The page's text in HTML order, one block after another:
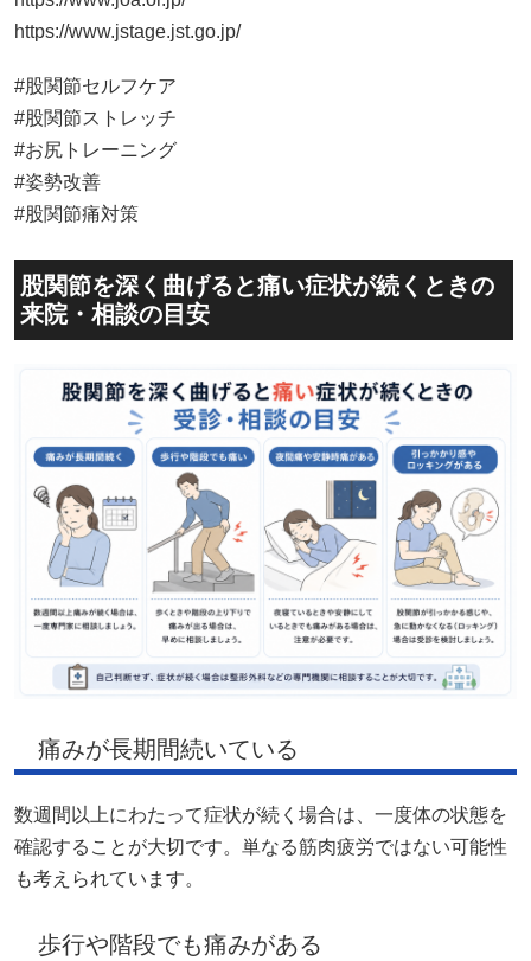
https://www.jstage.jst.go.jp/
#股関節セルフケア
#股関節ストレッチ
#お尻トレーニング
#姿勢改善
#股関節痛対策
股関節を深く曲げると痛い症状が続くときの
来院・相談の目安
痛みが長期間続いている
数週間以上にわたって症状が続く場合は、一度体の状態を
確認することが大切です。単なる筋肉疲労ではない可能性
も考えられています。
歩行や階段でも痛みがある